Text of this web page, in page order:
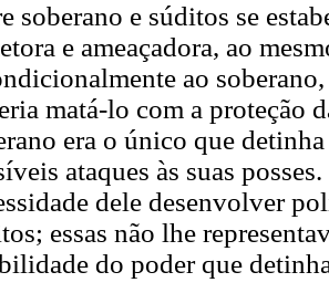
soberano e súditos se
e ameaçadora, ao
ao
matá-lo com a proteção
era o único que
ataques às suas
dele desenvolver
essas não lhe
do poder que